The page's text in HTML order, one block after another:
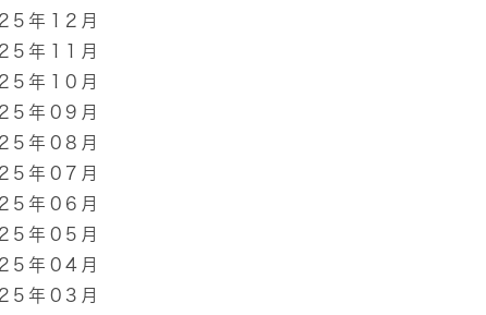
年12月
年11月
年10月
年09月
年08月
年07月
年06月
年05月
年04月
年03月